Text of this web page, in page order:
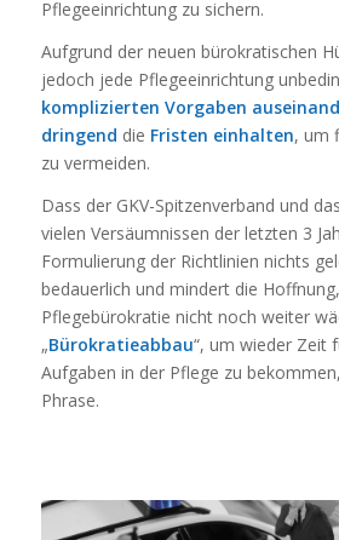
Pflegeeinrichtung zu sichern.
Aufgrund der neuen bürokratischen
jedoch jede Pflegeeinrichtung
komplizierten Vorgaben
dringend die Fristen einhalten, um
zu vermeiden.
Dass der GKV-Spitzenverband und
vielen Versäumnissen der letzten 3
Formulierung der Richtlinien nichts
bedauerlich und mindert die
Pflegebürokratie nicht noch weiter
„Bürokratieabbau“, um wieder Zeit
Aufgaben in der Pflege zu
Phrase.